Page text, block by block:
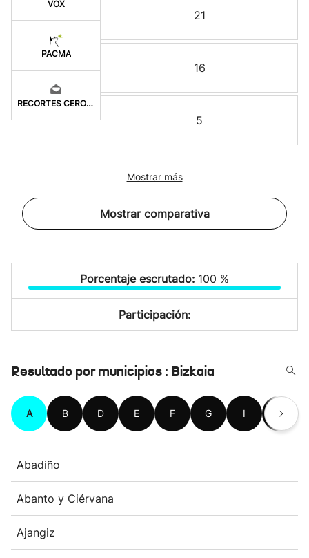
VOX
PACMA
RECORTES CERO-GV
21
16
5
Mostrar más
Mostrar comparativa
Porcentaje escrutado: 100 %
Participación:
Resultado por municipios : Bizkaia
A B D E F G I K
Abadiño
Abanto y Ciérvana
Ajangiz